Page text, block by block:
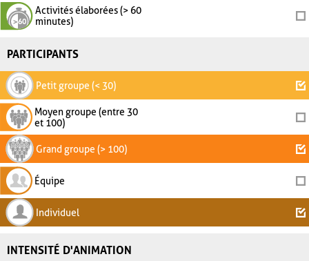
Activités élaborées (> 60
minutes)
PARTICIPANTS
Petit groupe (< 30)
Moyen groupe (entre 30
et 100)
Grand groupe (> 100)
Équipe
Individuel
INTENSITÉ D'ANIMATION